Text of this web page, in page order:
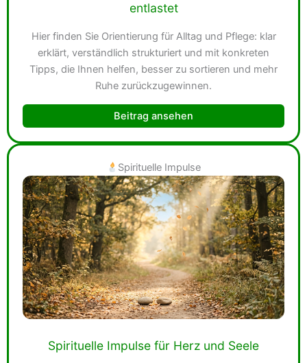
entlastet
Hier finden Sie Orientierung für Alltag und Pflege: klar
erklärt, verständlich strukturiert und mit konkreten
Tipps, die Ihnen helfen, besser zu sortieren und mehr
Ruhe zurückzugewinnen.
Beitrag ansehen
Spirituelle Impulse
Spirituelle Impulse für Herz und Seele